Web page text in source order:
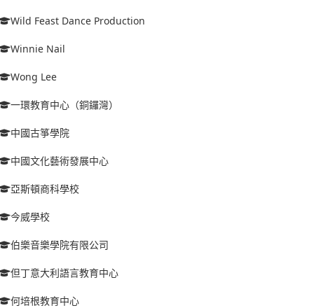
Wild Feast Dance Production
Winnie Nail
Wong Lee
一環教育中心（銅鑼灣）
中國古箏學院
中國文化藝術發展中心
亞斯頓商科學校
今威學校
伯樂音樂學院有限公司
但丁意大利語言教育中心
何培根教育中心